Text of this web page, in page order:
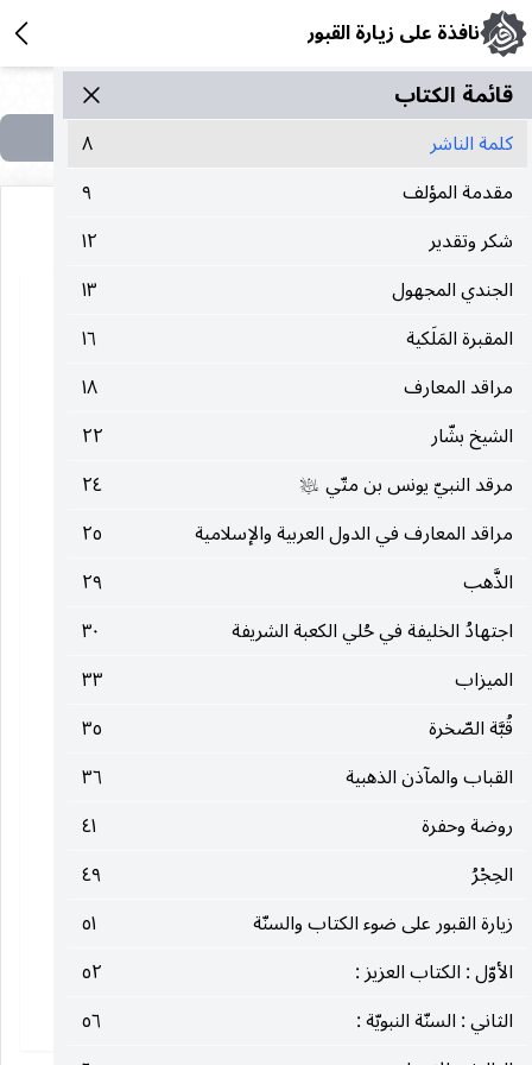
نافذة على زيارة القبور
قائمة الکتاب
كلمة الناشر
٨
مقدمة المؤلف
٩
شكر وتقدير
١٢
الجندي المجهول
١٣
المقبرة المَلَكية
١٦
مراقد المعارف
١٨
الشيخ بشّار
٢٢
مرقد النبيّ يونس بن متّي عليه‌السلام
٢٤
مراقد المعارف في الدول العربية والإسلامية
٢٥
الذَّهب
٢٩
اجتهادُ الخليفة في حُلي الكعبة الشريفة
٣٠
الميزاب
٣٣
قُبَّة الصّخرة
٣٥
القباب والمآذن الذهبية
٣٦
روضة وحفرة
٤١
الحِجْرُ
٤٩
زيارة القبور على ضوء الكتاب والسنّة
٥١
الأوّل : الكتاب العزيز :
٥٢
الثاني : السنّة النبويّة :
٥٦